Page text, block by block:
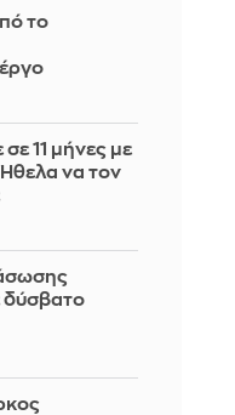
το
11 μήνες με
να τον
δύσβατο